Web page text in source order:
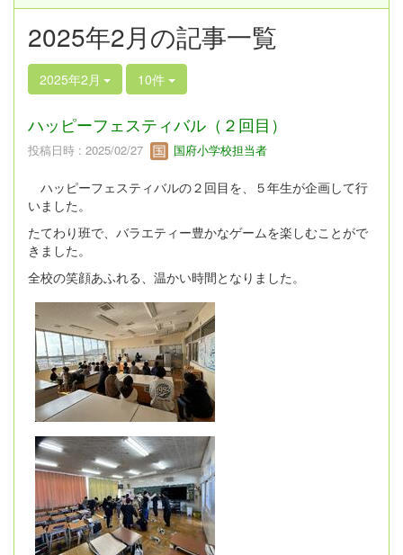
2025年2月の記事一覧
2025年2月 10件
ハッピーフェスティバル（２回目）
投稿日時 : 2025/02/27 国府小学校担当者
ハッピーフェスティバルの２回目を、５年生が企画して行
いました。
たてわり班で、バラエティー豊かなゲームを楽しむことがで
きました。
全校の笑顔あふれる、温かい時間となりました。